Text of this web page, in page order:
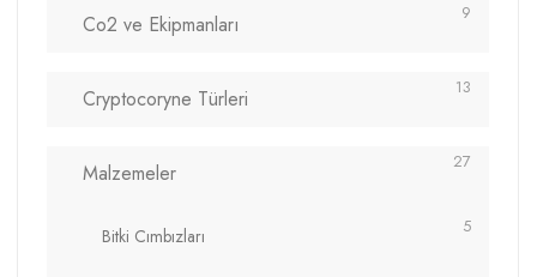
Co2 ve Ekipmanları 9
Cryptocoryne Türleri 13
Malzemeler 27
Bitki Cımbızları 5